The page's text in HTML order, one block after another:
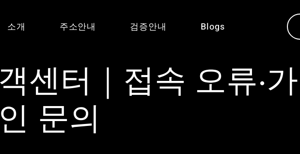
소개 주소안내 검증안내 Blogs
센터｜접속 오류·
문의